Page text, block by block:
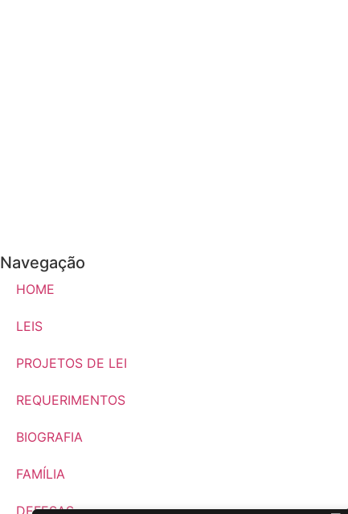
Navegação
HOME
LEIS
PROJETOS DE LEI
REQUERIMENTOS
BIOGRAFIA
FAMÍLIA
DEFESAS